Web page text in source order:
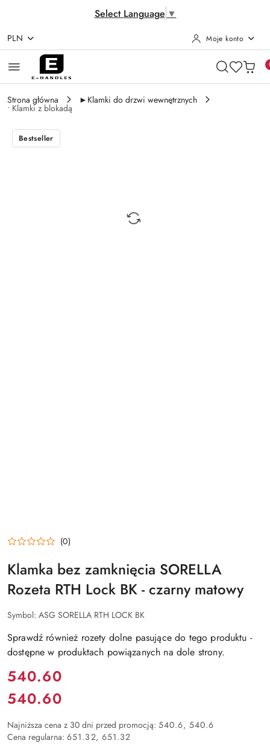
Select Language ▼
Przejdź do treści głównej
Przejdź do wyszukiwarki
Przejdź do moje konto
Przejdź do menu głównego
Przejdź do opisu produktu
Przejdź do stopki
PLN Moje konto
Strona główna ►Klamki do drzwi wewnętrznych
• Klamki z blokadą
Bestseller
(0)
Klamka bez zamknięcia SORELLA
Rozeta RTH Lock BK - czarny matowy
Symbol: ASG SORELLA RTH LOCK BK
Sprawdź również rozety dolne pasujące do tego produktu -
dostępne w produktach powiązanych na dole strony.
Cena:
540.60
Cena:
540.60
Najniższa cena z 30 dni przed promocją: 540.6 540.6
Cena regularna: 651.32 651.32